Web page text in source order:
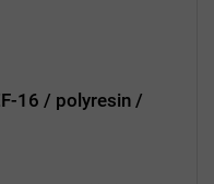
16 / polyresin /